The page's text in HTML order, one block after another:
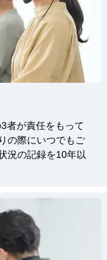
者が責任をもって
の際にいつでもご
況の記録を10年以